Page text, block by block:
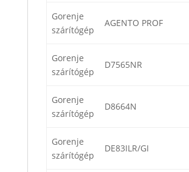
Gorenje
szárítógép
AGENTO PROF
Gorenje
szárítógép
D7565NR
Gorenje
szárítógép
D8664N
Gorenje
szárítógép
DE83ILR/GI